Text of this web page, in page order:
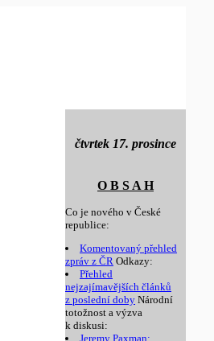
čtvrtek 17. prosince
O B S A H
Co je nového v České
republice:
Komentovaný přehled
zpráv z ČR Odkazy:
Přehled
nejzajímavějších článků
z poslední doby Národní
totožnost a výzva
k diskusi:
Jeremy Paxman: